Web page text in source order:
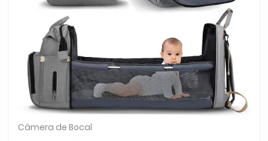
Câmera de Bocal